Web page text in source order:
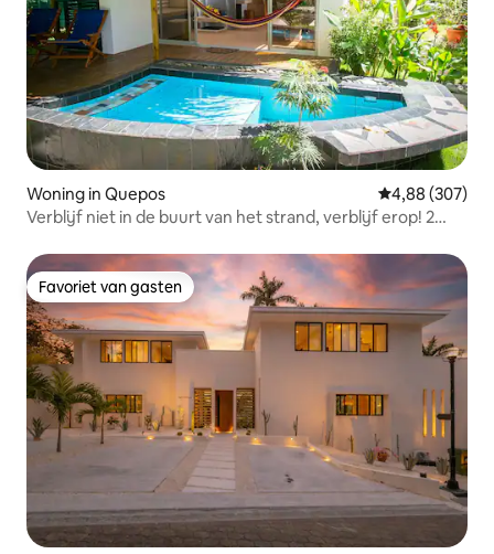
Woning in Quepos Gemiddelde
4,88 (307)
Verblijf niet in de buurt van het strand, verblijf erop! 2
Favoriet van gasten
Favoriet van gasten